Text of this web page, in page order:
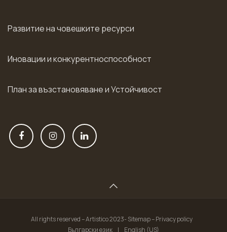
Развитие на човешките ресурси
Иновации и конкурентноспособност
План за възстановяване и Устойчивост
All rights reserved – Artistico 2023- Sitemap – Privacy policy
Български език
| English (US)